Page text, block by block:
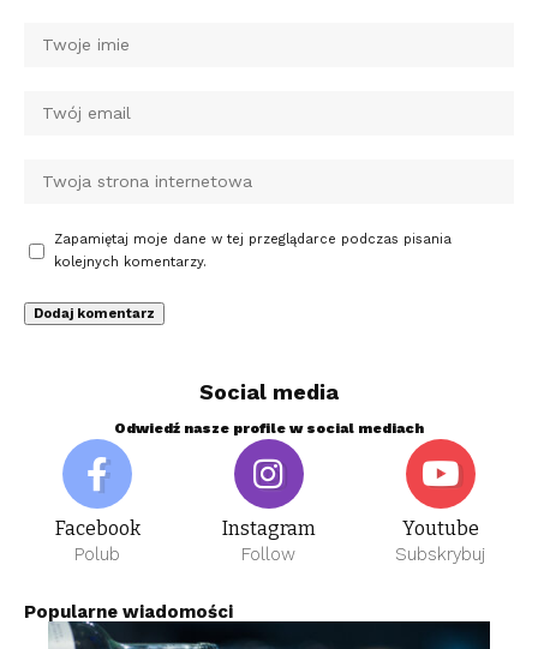
Zapamiętaj moje dane w tej przeglądarce podczas pisania
kolejnych komentarzy.
Social media
Odwiedź nasze profile w social mediach
Facebook
Polub
Instagram
Follow
Youtube
Subskrybuj
Popularne wiadomości